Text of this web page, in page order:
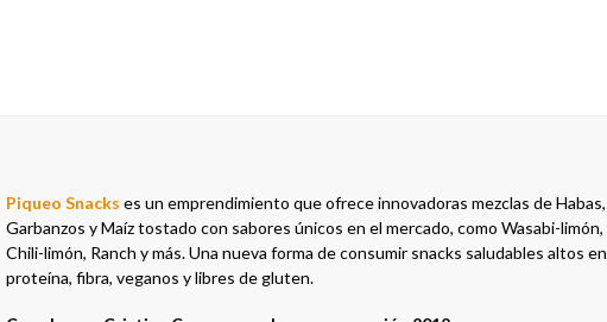
Piqueo Snacks es un emprendimiento que ofrece innovadoras mezclas de Habas,
Garbanzos y Maíz tostado con sabores únicos en el mercado, como Wasabi-limón,
Chili-limón, Ranch y más. Una nueva forma de consumir snacks saludables altos en
proteína, fibra, veganos y libres de gluten.